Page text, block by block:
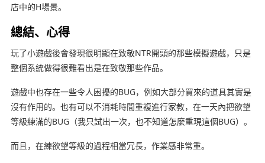
店中的H場景。
總結、心得
玩了小遊戲後會發現很明顯在致敬NTR開頭的那些模擬遊戲，只是
整個系統做得很難看出是在致敬那些作品。
遊戲中也存在一些令人困擾的BUG，例如大部分買來的道具其實是
沒有作用的。也有可以不消耗時間重複進行家教，在一天內把欲望
等級練滿的BUG（我只試出一次，也不知道怎麼重現這個BUG）。
而且，在練欲望等級的過程相當冗長，作業感非常重。